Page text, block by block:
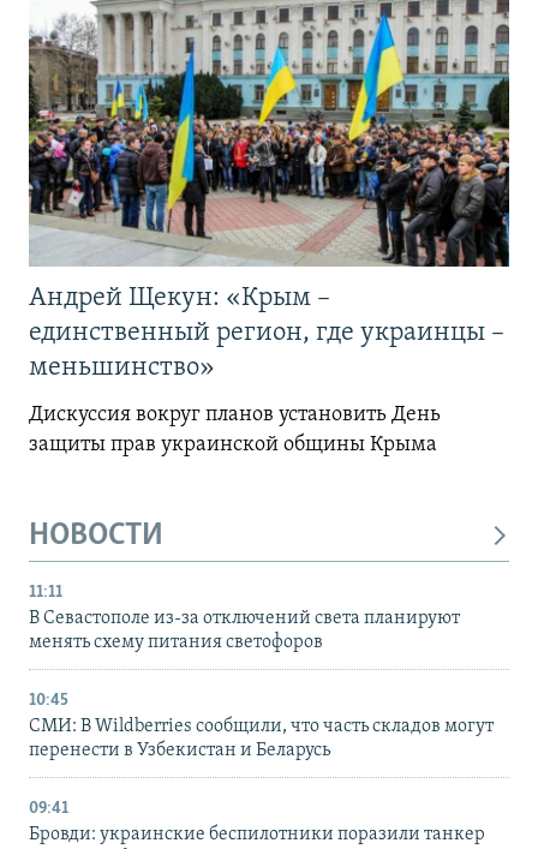
Андрей Щекун: «Крым –
единственный регион, где украинцы –
меньшинство»
Дискуссия вокруг планов установить День
защиты прав украинской общины Крыма
НОВОСТИ
11:11
В Севастополе из-за отключений света планируют
менять схему питания светофоров
10:45
СМИ: В Wildberries сообщили, что часть складов могут
перенести в Узбекистан и Беларусь
09:41
Бровди: украинские беспилотники поразили танкер